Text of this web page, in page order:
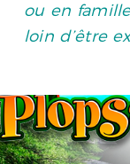
ou en
loin d’être